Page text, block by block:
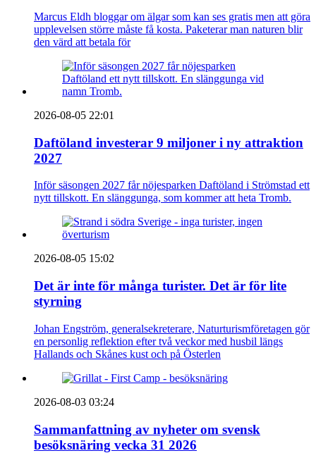
Marcus Eldh bloggar om älgar som kan ses gratis men att göra
upplevelsen större måste få kosta. Paketerar man naturen blir
den värd att betala för
2026-08-05 22:01
Daftöland investerar 9 miljoner i ny attraktion
2027
Inför säsongen 2027 får nöjesparken Daftöland i Strömstad ett
nytt tillskott. En slänggunga, som kommer att heta Tromb.
2026-08-05 15:02
Det är inte för många turister. Det är för lite
styrning
Johan Engström, generalsekreterare, Naturturismföretagen gör
en personlig reflektion efter två veckor med husbil längs
Hallands och Skånes kust och på Österlen
2026-08-03 03:24
Sammanfattning av nyheter om svensk
besöksnäring vecka 31 2026